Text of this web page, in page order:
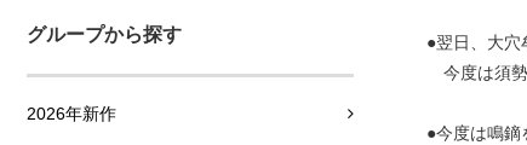
グループから探す
2026年新作
●翌日、大穴
今度は須勢
●今度は鳴鏑